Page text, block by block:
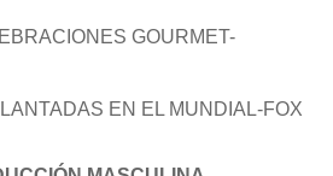
GOURMET-
EN EL MUNDIAL-FOX